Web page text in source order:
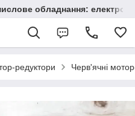
обладнання:
редуктори Черв'ячні